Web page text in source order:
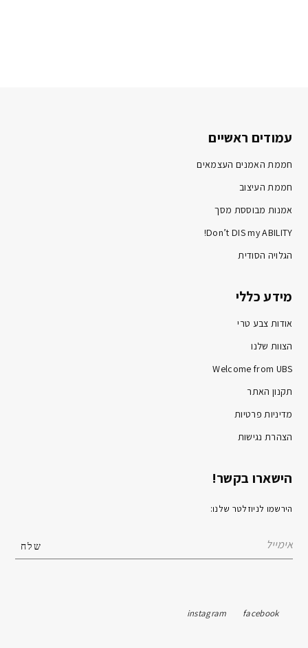
עמודים ראשיים
חממת האמנים העצמאים
חממת העיצוב
אמנות מבוססת מסך
Don’t DIS my ABILITY!
הגלויה הסודית
מידע כללי
אודות צבע טרי
הצוות שלנו
Welcome from UBS
תקנון האתר
מדיניות פרטיות
הצהרת נגישות
הישארו בקשר!
הירשמו לניוזלטר שלנו:
facebook
instagram